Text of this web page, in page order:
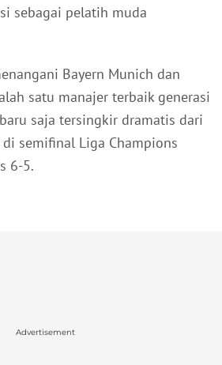
sebagai pelatih muda
Bayern Munich dan
satu manajer terbaik generasi
saja tersingkir dramatis dari
di semifinal Liga Champions
6-5.
Advertisement